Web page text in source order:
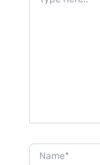
here..
Name*